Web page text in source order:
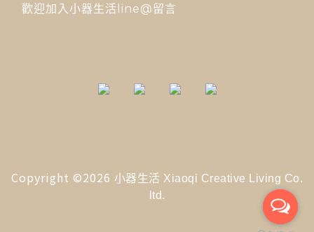
歡迎加入小器生活line@留言
Copyright ©2026 小器生活 Xiaoqi Creative Living Co.
ltd.